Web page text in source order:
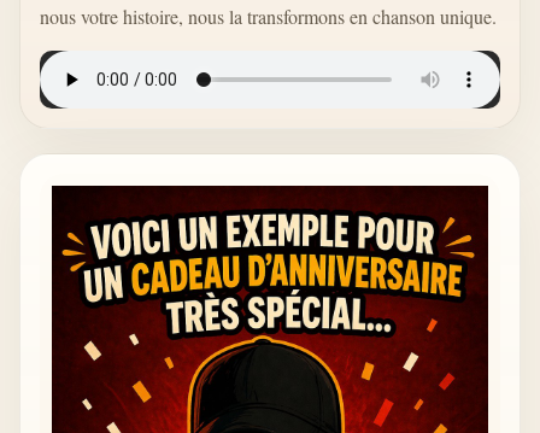
nous votre histoire, nous la transformons en chanson unique.